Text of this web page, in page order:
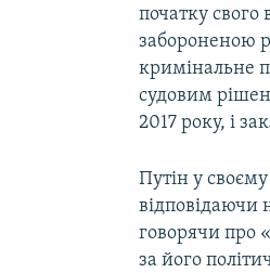
початку свого
забороненою
кримінальне
судовим
2017 року, і
Путін у
відповідаючи
говорячи про
за його